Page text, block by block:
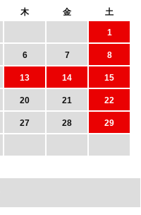
木 金
土
1
6 7
8
13 14
15
20 21
22
27 28
29